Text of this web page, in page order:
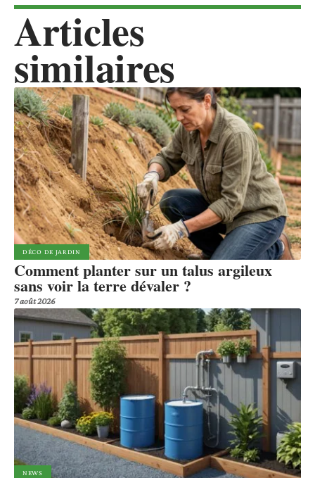
Articles
similaires
DÉCO DE JARDIN
Comment planter sur un talus argileux
sans voir la terre dévaler ?
7 août 2026
NEWS